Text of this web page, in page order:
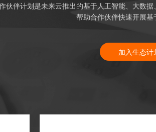
伙伴计划是未来云推出的基于人工智能、大数
帮助合作伙伴快速开展基
加入生态计